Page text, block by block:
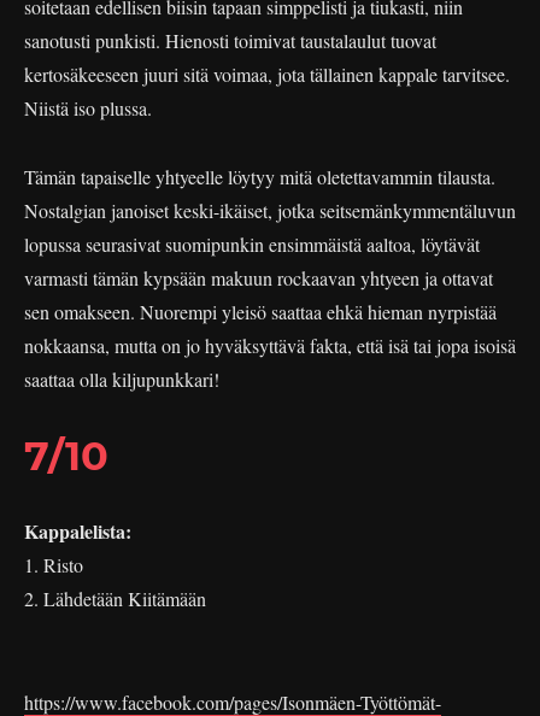
soitetaan edellisen biisin tapaan simppelisti ja tiukasti, niin
sanotusti punkisti. Hienosti toimivat taustalaulut tuovat
kertosäkeeseen juuri sitä voimaa, jota tällainen kappale tarvitsee.
Niistä iso plussa.
Tämän tapaiselle yhtyeelle löytyy mitä oletettavammin tilausta.
Nostalgian janoiset keski-ikäiset, jotka seitsemänkymmentäluvun
lopussa seurasivat suomipunkin ensimmäistä aaltoa, löytävät
varmasti tämän kypsään makuun rockaavan yhtyeen ja ottavat
sen omakseen. Nuorempi yleisö saattaa ehkä hieman nyrpistää
nokkaansa, mutta on jo hyväksyttävä fakta, että isä tai jopa isoisä
saattaa olla kiljupunkkari!
7/10
Kappalelista:
1. Risto
2. Lähdetään Kiitämään
https://www.facebook.com/pages/Isonmäen-Työttömät-